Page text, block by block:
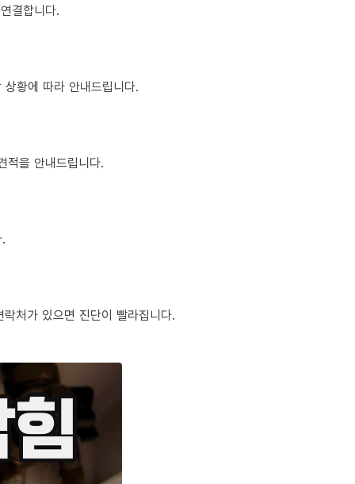
결합니다.
황에 따라 안내드립니다.
적을 안내드립니다.
처가 있으면 진단이 빨라집니다.